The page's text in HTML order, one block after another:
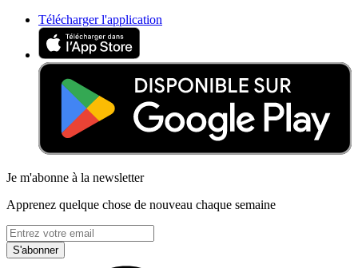
Télécharger l'application
Je m'abonne à la newsletter
Apprenez quelque chose de nouveau chaque semaine
S'abonner